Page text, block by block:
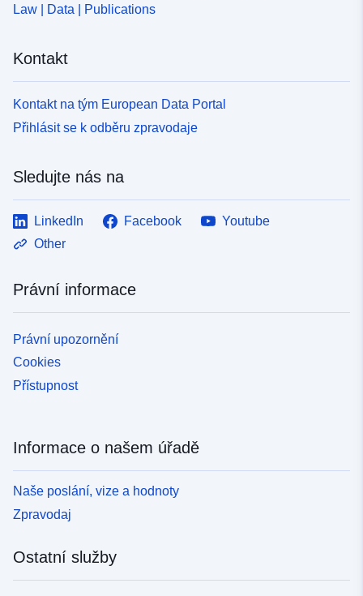
Law | Data | Publications
Kontakt
Kontakt na tým European Data Portal
Přihlásit se k odběru zpravodaje
Sledujte nás na
LinkedIn Facebook
Youtube
Other
Právní informace
Právní upozornění
Cookies
Přístupnost
Informace o našem úřadě
Naše poslání, vize a hodnoty
Zpravodaj
Ostatní služby